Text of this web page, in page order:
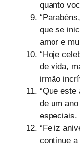
quanto
que se
amor e
“Hoje
de vida,
irmão
“Que
de um
especiais.
“Feliz
continue